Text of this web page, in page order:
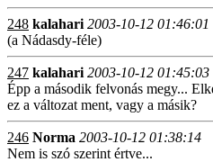
248 kalahari 2003-10-12 01:46:01
(a Nádasdy-féle)
247 kalahari 2003-10-12 01:45:03
Épp a második felvonás megy...
ez a változat ment, vagy a másik?
246 Norma 2003-10-12 01:38:14
Nem is szó szerint értve...